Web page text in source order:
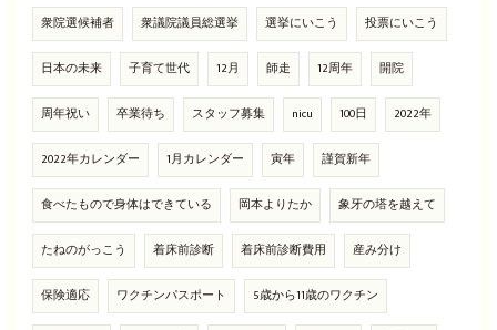
衆院選候補者 衆議院議員総選挙 選挙にいこう 投票にいこう
日本の未来 子育て世代 12月 師走 12周年 開院
周年祝い 卒業待ち スタッフ募集 nicu 100日 2022年
2022年カレンダー 1月カレンダー 寅年 謹賀新年
食べたもので身体はできている 岡本よりたか 象牙の塔を越えて
たねのがっこう 着床前診断 着床前診断費用 産み分け
保険適応 ワクチンパスポート 5歳から11歳のワクチン